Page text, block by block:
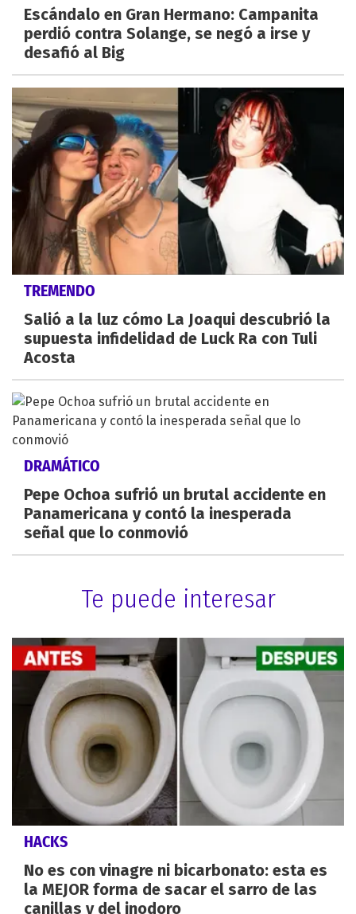
Escándalo en Gran Hermano: Campanita
perdió contra Solange, se negó a irse y
desafió al Big
TREMENDO
Salió a la luz cómo La Joaqui descubrió la
supuesta infidelidad de Luck Ra con Tuli
Acosta
DRAMÁTICO
Pepe Ochoa sufrió un brutal accidente en
Panamericana y contó la inesperada
señal que lo conmovió
Te puede interesar
HACKS
No es con vinagre ni bicarbonato: esta es
la MEJOR forma de sacar el sarro de las
canillas y del inodoro